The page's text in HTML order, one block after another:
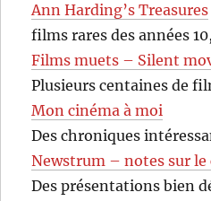
Ann Harding’s Treasures
films rares des années
Films muets – Silent
Plusieurs centaines de
Mon cinéma à moi
Des chroniques
Newstrum – notes sur le
Des présentations bien